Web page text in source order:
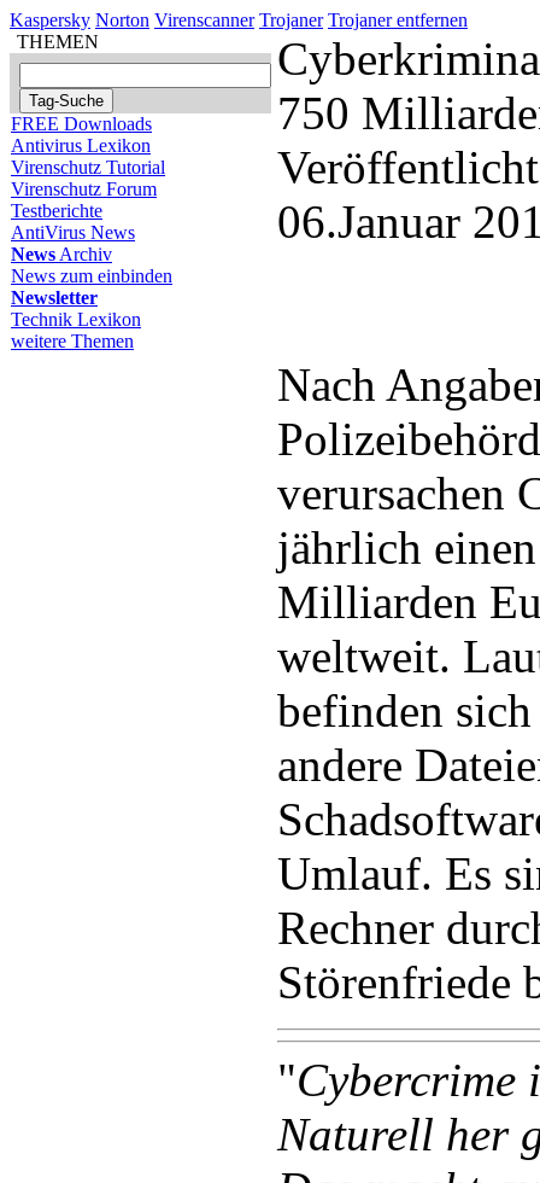
Kaspersky Norton Virenscanner Trojaner Trojaner entfernen
THEMEN
FREE Downloads
Antivirus Lexikon
Virenschutz Tutorial
Virenschutz Forum
Testberichte
AntiVirus News
News Archiv
News zum einbinden
Newsletter
Technik Lexikon
weitere Themen
750
06.Januar
Nach
verursachen
jährlich
Milliarden
weltweit.
befinden
andere
Umlauf. Es
Rechner
Störenfriede
"Cybercrime
Naturell her